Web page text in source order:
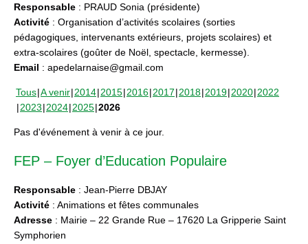
Responsable : PRAUD Sonia (présidente)
Activité : Organisation d’activités scolaires (sorties
pédagogiques, intervenants extérieurs, projets scolaires) et
extra-scolaires (goûter de Noël, spectacle, kermesse).
Email : apedelarnaise@gmail.com
Tous A venir 2014 2015 2016 2017 2018 2019 2020 2022
2023 2024 2025 2026
Pas d'événement à venir à ce jour.
FEP – Foyer d’Education Populaire
Responsable : Jean-Pierre DBJAY
Activité : Animations et fêtes communales
Adresse : Mairie – 22 Grande Rue – 17620 La Gripperie Saint
Symphorien